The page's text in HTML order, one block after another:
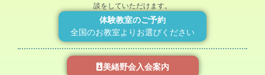
談をしていただけます。
体験教室のご予約
全国のお教室よりお選びください
美緒野会入会案内